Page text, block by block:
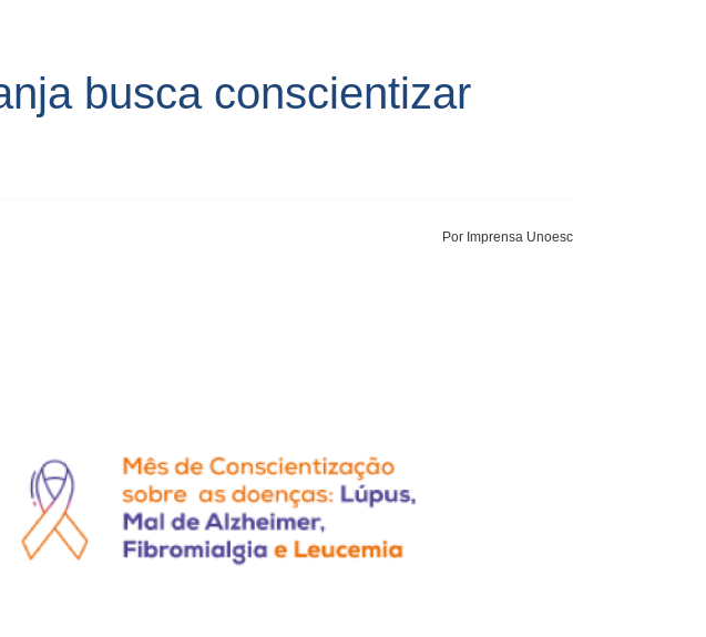
busca conscientizar
Por Imprensa Unoesc